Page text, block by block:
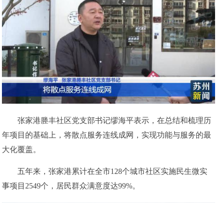
张家港塍丰社区党支部书记缪海平表示，在总结和梳理历
年项目的基础上，将散点服务连线成网，实现功能与服务的最
大化覆盖。
五年来，张家港累计在全市128个城市社区实施民生微实
事项目2549个，居民群众满意度达99%。